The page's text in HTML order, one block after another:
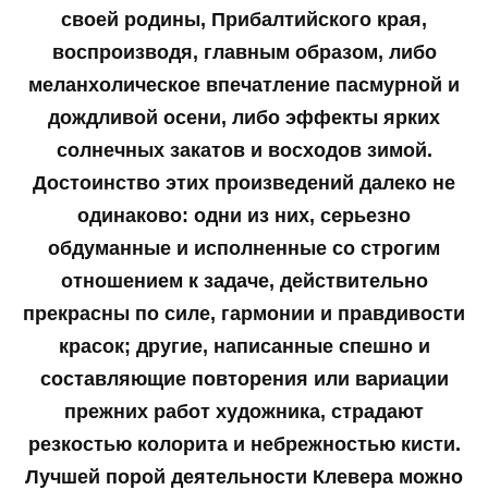
своей родины, Прибалтийского края,
воспроизводя, главным образом, либо
меланхолическое впечатление пасмурной и
дождливой осени, либо эффекты ярких
солнечных закатов и восходов зимой.
Достоинство этих произведений далеко не
одинаково: одни из них, серьезно
обдуманные и исполненные со строгим
отношением к задаче, действительно
прекрасны по силе, гармонии и правдивости
красок; другие, написанные спешно и
составляющие повторения или вариации
прежних работ художника, страдают
резкостью колорита и небрежностью кисти.
Лучшей порой деятельности Клевера можно